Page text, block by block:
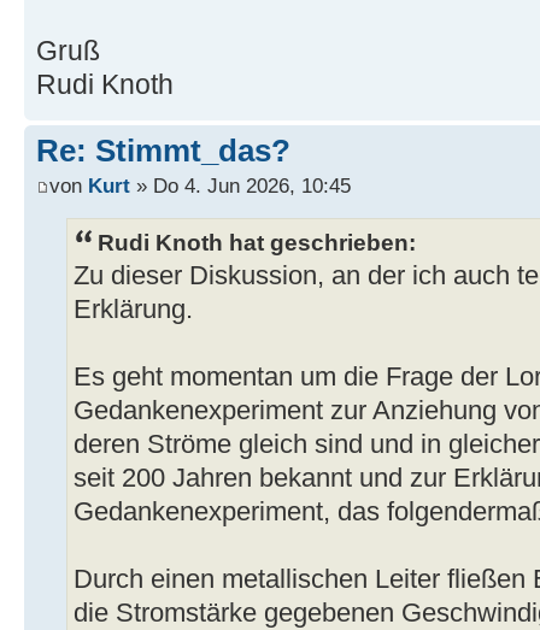
Gruß
Rudi Knoth
Re: Stimmt_das?
von Kurt » Do 4. Jun 2026, 10:45
Rudi Knoth hat geschrieben:
Zu dieser Diskussion, an der ich auch
Erklärung.
Es geht momentan um die Frage der
Gedankenexperiment zur Anziehung
deren Ströme gleich sind und in
seit 200 Jahren bekannt und zur
Gedankenexperiment, das
Durch einen metallischen Leiter fließen
die Stromstärke gegebenen